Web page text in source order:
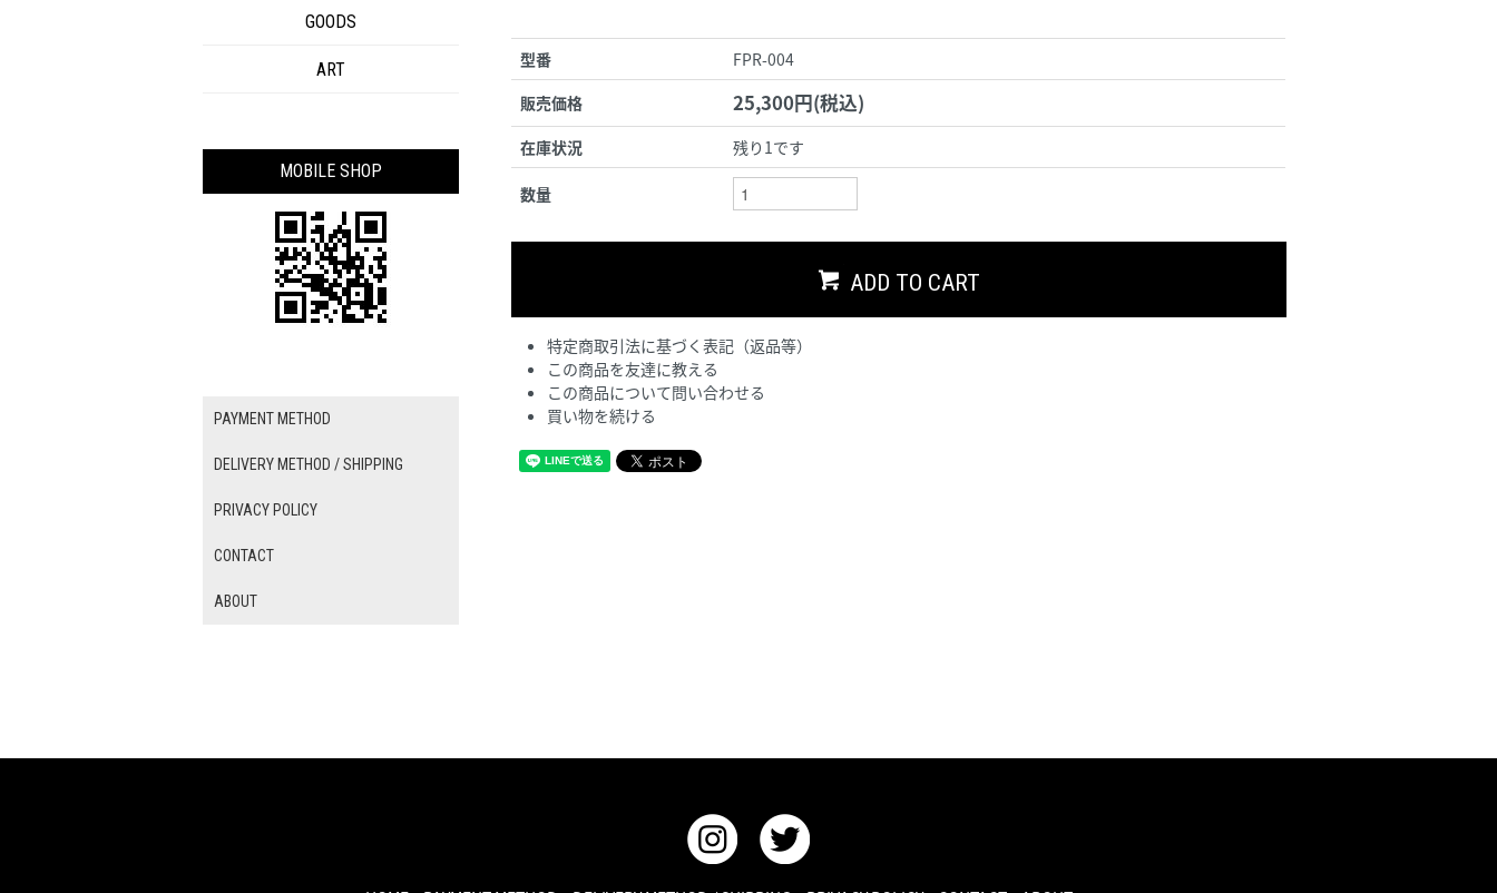
型番
FPR-004
販売価格
25,300円(税込)
在庫状況 残り1です
数量
ADD TO CART
特定商取引法に基づく表記（返品等）
この商品を友達に教える
この商品について問い合わせる
買い物を続ける
GOODS
ART
MOBILE SHOP
PAYMENT METHOD
DELIVERY METHOD / SHIPPING
PRIVACY POLICY
CONTACT
ABOUT